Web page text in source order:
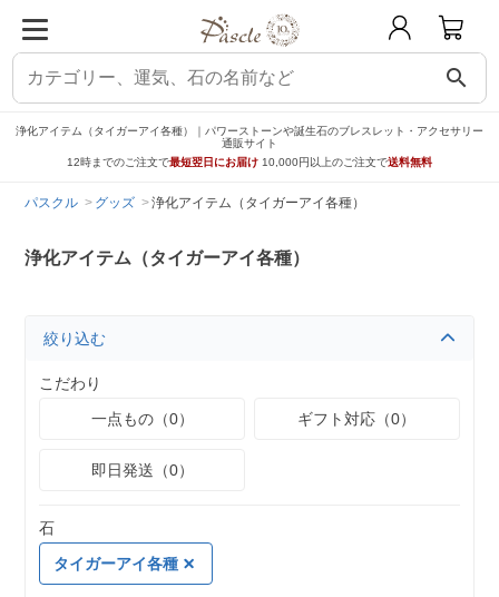
search
浄化アイテム（タイガーアイ各種）｜パワーストーンや誕生石のブレスレット・アクセサリー
通販サイト
12時までのご注文で最短翌日にお届け 10,000円以上のご注文で送料無料
パスクル グッズ 浄化アイテム（タイガーアイ各種）
浄化アイテム（タイガーアイ各種）
絞り込む
こだわり
一点もの（0）
ギフト対応（0）
即日発送（0）
石
タイガーアイ各種